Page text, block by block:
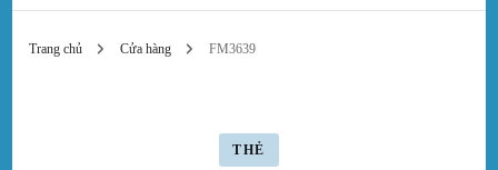
Trang chủ Cửa hàng FM3639
THẺ